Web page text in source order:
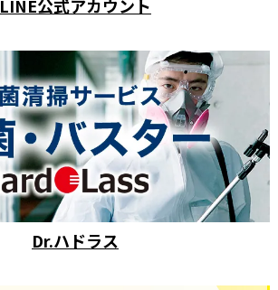
LINE公式アカウント
Dr.ハドラス